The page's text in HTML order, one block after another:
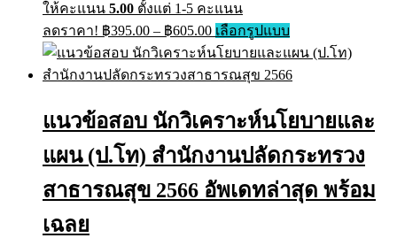
ให้คะแนน 5.00 ตั้งแต่ 1-5 คะแนน
ลดราคา! ฿395.00 – ฿605.00 เลือกรูปแบบ
แนวข้อสอบ นักวิเคราะห์นโยบายและ
แผน (ป.โท) สำนักงานปลัดกระทรวง
สาธารณสุข 2566 อัพเดทล่าสุด พร้อม
เฉลย